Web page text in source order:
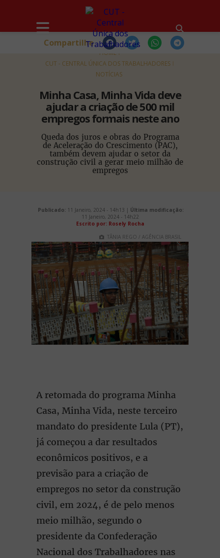
HOME
CUT - CENTRAL ÚNICA DOS TRABALHADORES
NOTÍCIAS
Minha Casa, Minha Vida deve
ajudar a criação de 500 mil
empregos formais neste ano
Queda dos juros e obras do Programa
de Aceleração do Crescimento (PAC),
também devem ajudar o setor da
construção civil a gerar meio milhão de
empregos
Compartilhe
Publicado: 11 Janeiro, 2024 - 14h13 | Última modificação:
11 Janeiro, 2024 - 14h22
Escrito por: Rosely Rocha
TÂNIA REGO / AGÊNCIA BRASIL
A retomada do programa Minha
Casa, Minha Vida, neste terceiro
mandato do presidente Lula (PT),
já começou a dar resultados
econômicos positivos, e a
previsão para a criação de
empregos no setor da construção
civil, em 2024, é de pelo menos
meio milhão, segundo o
presidente da Confederação
Nacional dos Trabalhadores nas